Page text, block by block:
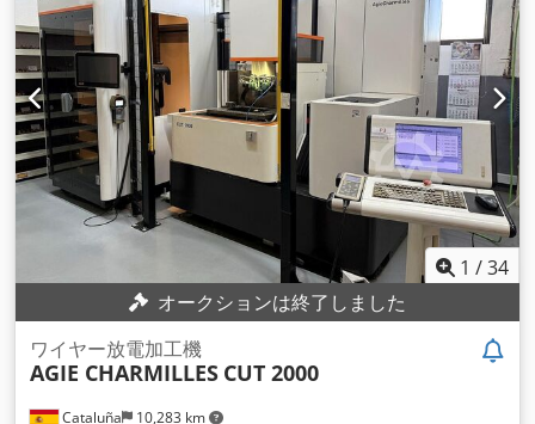
1 /34
オークションは終了しました
Cataluña 10,283 km
ワイヤー放電加工機
AGIE CHARMILLES CUT 2000